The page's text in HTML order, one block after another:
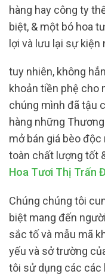
hàng hay công ty
biệt, & một bó hoa
lợi và lưu lại sự kiện
tuy nhiên, không
khoản tiền phệ cho
chúng mình đã tậu
hàng những
mở bán giá bèo
toàn chất lượng tốt
Hoa Tươi Thị Trấn
Chúng chúng tôi
biệt mang đến
sắc tố và mẫu mã
yếu và sở trường
tôi sử dụng các các